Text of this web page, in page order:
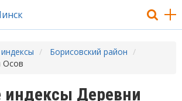
Борисовский район
Осов
индексы Деревни